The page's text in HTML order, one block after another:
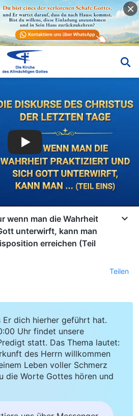
wenn man die Wahrheit
unterwirft, kann man
erreichen (Teil
Teilen
Er dich hierher geführt hat.
Uhr findet unsere
statt. Das Thema lautet:
des Herrn willkommen
Leben voller Schmerz
die Worte Gottes hören und